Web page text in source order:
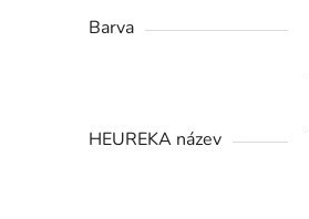
Barva
HEUREKA název